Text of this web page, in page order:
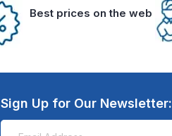
Best prices on the web
Sign Up for Our Newsletter: